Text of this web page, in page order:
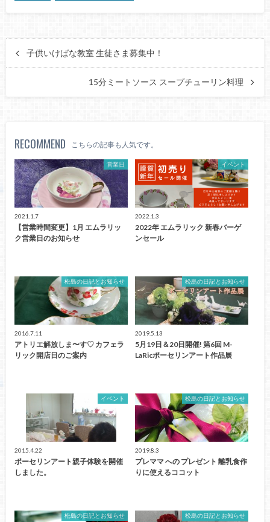
子供いけばな教室 生徒さま募集中！
15分ミートソース スープチューリン料理
RECOMMEND こちらの記事も人気です。
営業日
2021.1.7
【営業時間変更】1月 エムラリッ
ク営業日のお知らせ
イベント
2022.1.3
2022年 エムラリック 新春バーゲ
ンセール
松島の日記とお知らせ
2016.7.11
アトリエ解放しま〜す♡ カフェラ
リック開店日のご案内
松島の日記とお知らせ
2019.5.13
5月19日＆20日開催! 第6回 M-
LaRicポーセリンアート作品展
イベント
2015.4.22
ポーセリンアート親子体験を開催
しました。
松島の日記とお知らせ
2019.8.3
プレママ への プレゼント 離乳食作
りに使えるココット
松島の日記とお知らせ 松島の日記とお知らせ